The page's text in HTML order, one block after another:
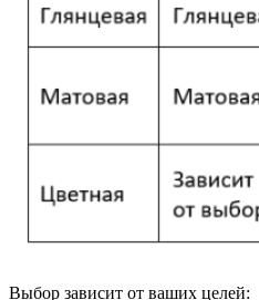
Выбор зависит от ваших целей: